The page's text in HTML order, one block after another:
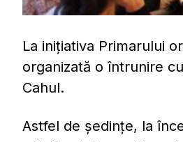
La iniţiativa Primarului
organizată o întrunire
Cahul.
Astfel de şedinţe, la